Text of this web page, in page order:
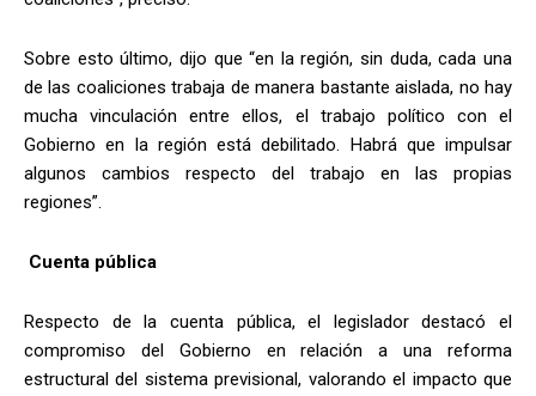
Sobre esto último, dijo que “en la región, sin duda, cada una
de las coaliciones trabaja de manera bastante aislada, no hay
mucha vinculación entre ellos, el trabajo político con el
Gobierno en la región está debilitado. Habrá que impulsar
algunos cambios respecto del trabajo en las propias
regiones”.
Cuenta pública
Respecto de la cuenta pública, el legislador destacó el
compromiso del Gobierno en relación a una reforma
estructural del sistema previsional, valorando el impacto que